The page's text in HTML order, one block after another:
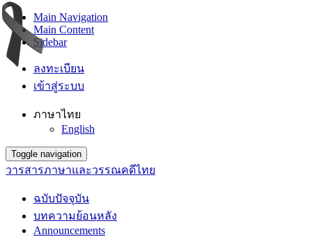
Main Navigation
Main Content
Sidebar
ลงทะเบียน
เข้าสู่ระบบ
ภาษาไทย
English
Toggle navigation
วารสารภาษาและวรรณคดีไทย
ฉบับปัจจุบัน
บทความย้อนหลัง
Announcements